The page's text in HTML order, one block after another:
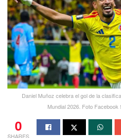
Daniel Muñoz celebra el gol de la
Mundial 2026. Foto
0
SHARES